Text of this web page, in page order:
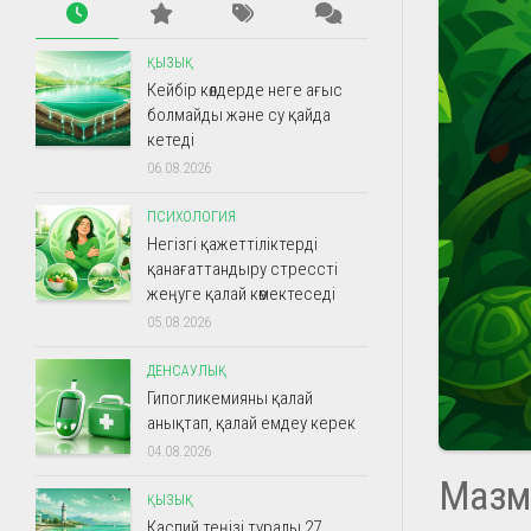
ҚЫЗЫҚ
Кейбір көлдерде неге ағыс
болмайды және су қайда
кетеді
06.08.2026
ПСИХОЛОГИЯ
Негізгі қажеттіліктерді
қанағаттандыру стрессті
жеңуге қалай көмектеседі
05.08.2026
ДЕНСАУЛЫҚ
Гипогликемияны қалай
анықтап, қалай емдеу керек
04.08.2026
ҚЫЗЫҚ